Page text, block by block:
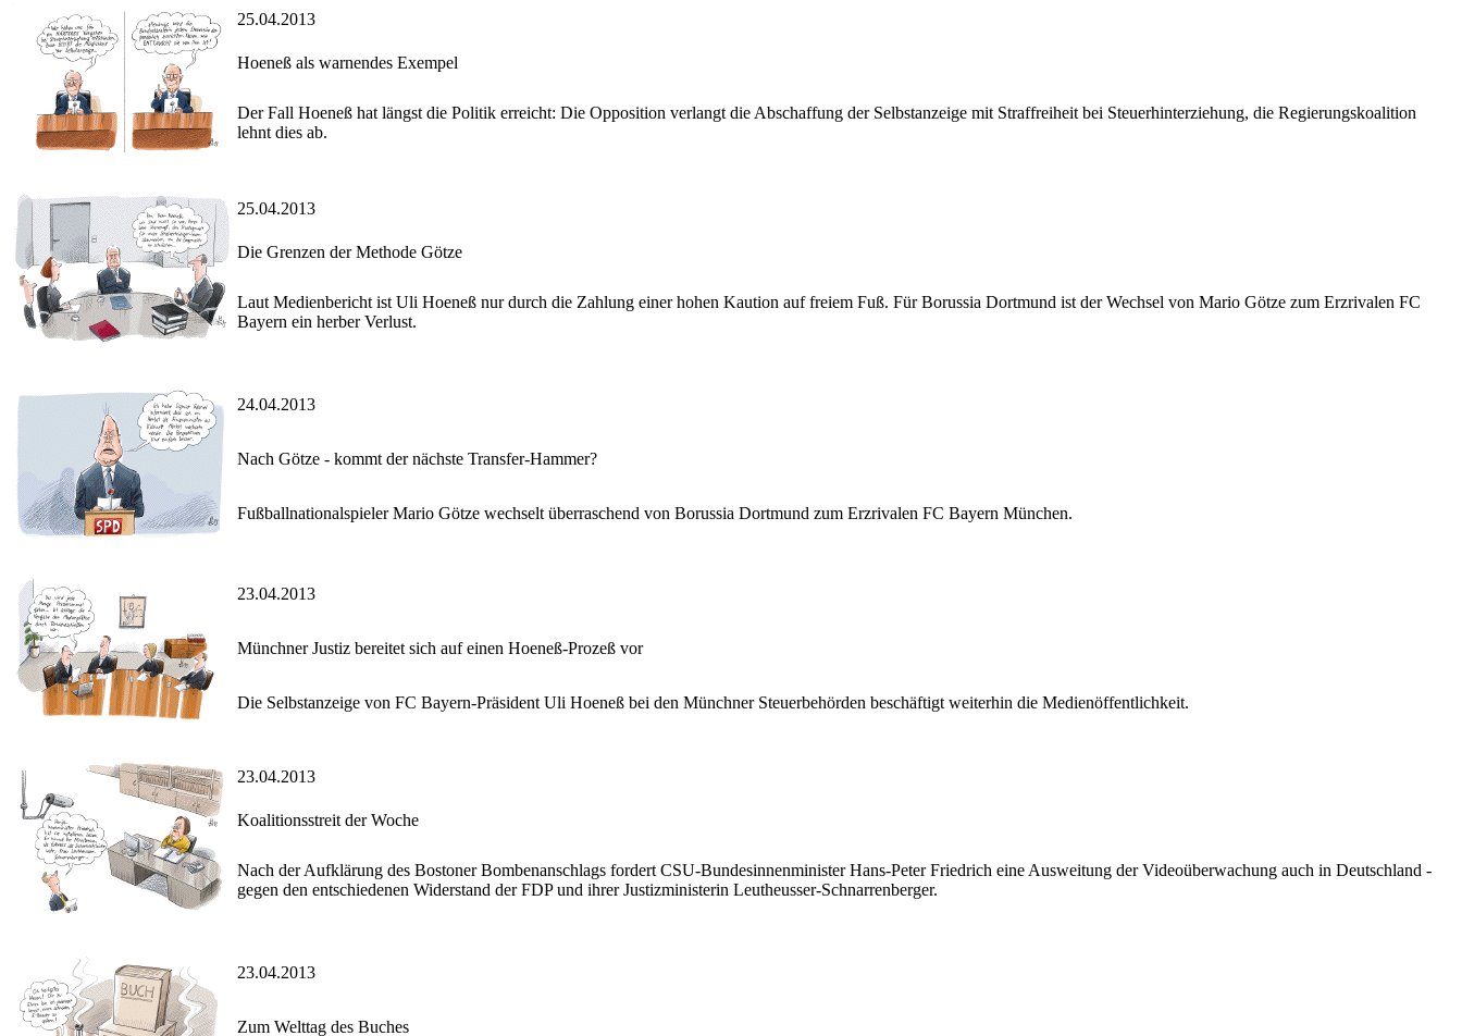
25.04.2013
Hoeneß als warnendes Exempel
Der Fall Hoeneß hat längst die Politik erreicht: Die Opposition verlangt die Abschaffung der Selbstanzeige mit Straffreiheit bei Steuerhinterziehung, die Regierungskoalition
lehnt dies ab.
25.04.2013
Die Grenzen der Methode Götze
Laut Medienbericht ist Uli Hoeneß nur durch die Zahlung einer hohen Kaution auf freiem Fuß. Für Borussia Dortmund ist der Wechsel von Mario Götze zum Erzrivalen FC
Bayern ein herber Verlust.
24.04.2013
Nach Götze - kommt der nächste Transfer-Hammer?
Fußballnationalspieler Mario Götze wechselt überraschend von Borussia Dortmund zum Erzrivalen FC Bayern München.
23.04.2013
Münchner Justiz bereitet sich auf einen Hoeneß-Prozeß vor
Die Selbstanzeige von FC Bayern-Präsident Uli Hoeneß bei den Münchner Steuerbehörden beschäftigt weiterhin die Medienöffentlichkeit.
23.04.2013
Koalitionsstreit der Woche
Nach der Aufklärung des Bostoner Bombenanschlags fordert CSU-Bundesinnenminister Hans-Peter Friedrich eine Ausweitung der Videoüberwachung auch in Deutschland -
gegen den entschiedenen Widerstand der FDP und ihrer Justizministerin Leutheusser-Schnarrenberger.
23.04.2013
Zum Welttag des Buches